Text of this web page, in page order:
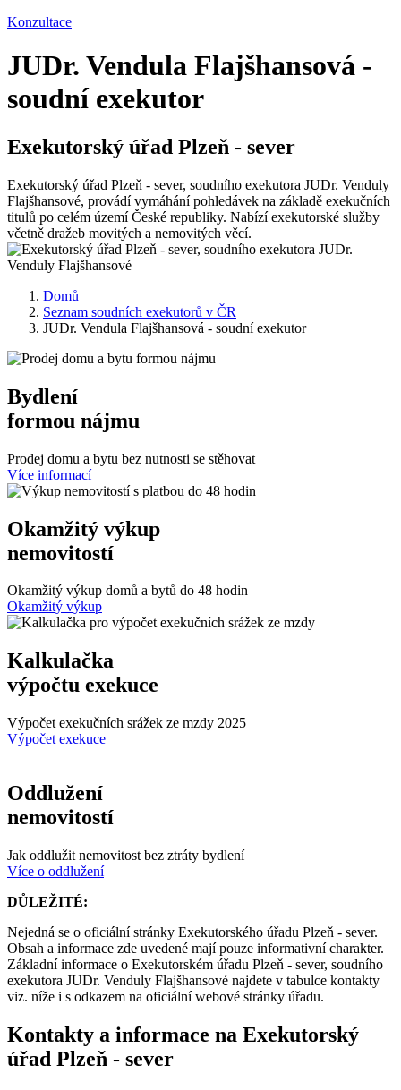
Konzultace
JUDr. Vendula Flajšhansová -
soudní exekutor
Exekutorský úřad Plzeň - sever
Exekutorský úřad Plzeň - sever, soudního exekutora JUDr. Venduly
Flajšhansové, provádí vymáhání pohledávek na základě exekučních
titulů po celém území České republiky. Nabízí exekutorské služby
včetně dražeb movitých a nemovitých věcí.
Domů
Seznam soudních exekutorů v ČR
JUDr. Vendula Flajšhansová - soudní exekutor
Bydlení
formou nájmu
Prodej domu a bytu bez nutnosti se stěhovat
Více informací
Okamžitý výkup
nemovitostí
Okamžitý výkup domů a bytů do 48 hodin
Okamžitý výkup
Kalkulačka
výpočtu exekuce
Výpočet exekučních srážek ze mzdy 2025
Výpočet exekuce
Oddlužení
nemovitostí
Jak oddlužit nemovitost bez ztráty bydlení
Více o oddlužení
DŮLEŽITÉ:
Nejedná se o oficiální stránky Exekutorského úřadu Plzeň - sever.
Obsah a informace zde uvedené mají pouze informativní charakter.
Základní informace o Exekutorském úřadu Plzeň - sever, soudního
exekutora JUDr. Venduly Flajšhansové najdete v tabulce kontakty
viz. níže i s odkazem na oficiální webové stránky úřadu.
Kontakty a informace na Exekutorský
úřad Plzeň - sever